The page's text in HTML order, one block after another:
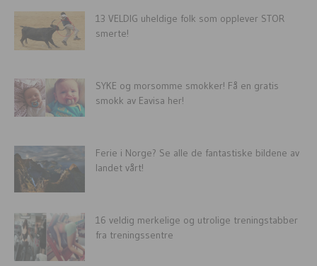
13 VELDIG uheldige folk som opplever STOR
smerte!
SYKE og morsomme smokker! Få en gratis
smokk av Eavisa her!
Ferie i Norge? Se alle de fantastiske bildene av
landet vårt!
16 veldig merkelige og utrolige treningstabber
fra treningssentre